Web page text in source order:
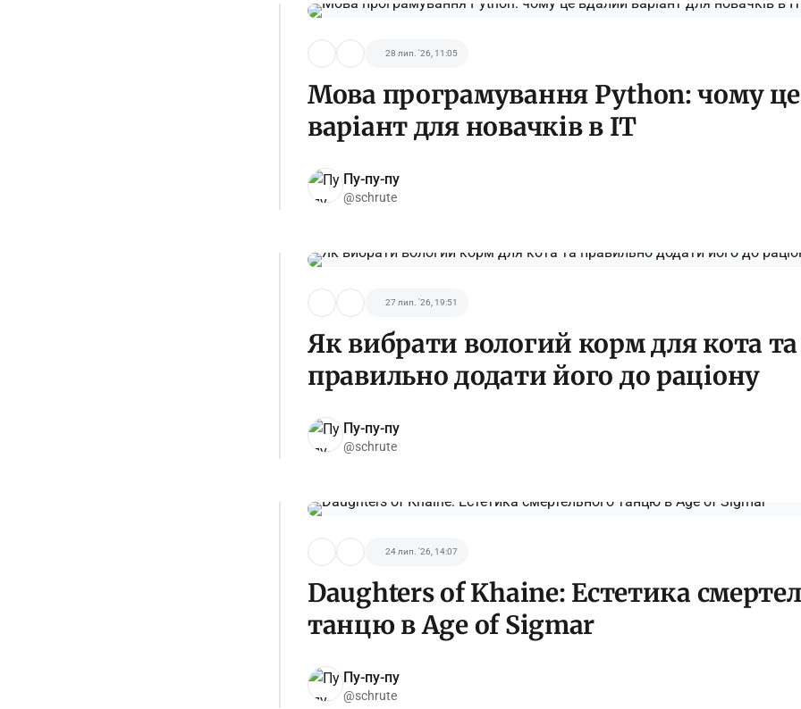
28 лип. '26, 11:05
Мова програмування Python: чому
варіант для новачків в IT
Пу-пу-пу
@schrute
27 лип. '26, 19:51
Як вибрати вологий корм для кота та
правильно додати його до раціону
Пу-пу-пу
@schrute
24 лип. '26, 14:07
Daughters of Khaine: Естетика
танцю в Age of Sigmar
Пу-пу-пу
@schrute